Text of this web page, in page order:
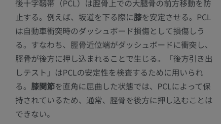
後十字靱帯（PCL）は脛骨上での大腿骨の前方移動を防
止する。例えば、坂道を下る際に膝を安定させる。PCL
は自動車衝突時のダッシュボード損傷として損傷しう
る。すなわち、脛骨近位端がダッシュボードに衝突し、
脛骨が後方に押し込まれることで生じる。「後方引き出
しテスト」はPCLの安定性を検査するために用いられ
る。 膝関節を直角に屈曲した状態では、PCLによって保
持されているため、通常、脛骨を後方に押し込むことは
できない。